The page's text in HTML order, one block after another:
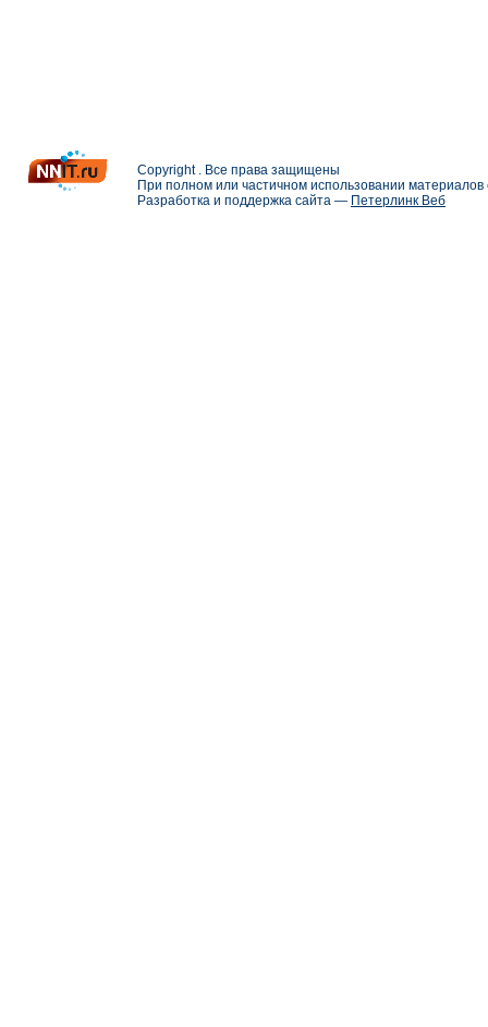
Copyright . Все права защищены
При полном или частичном использовании
Разработка и поддержка сайта — Петерлинк Веб